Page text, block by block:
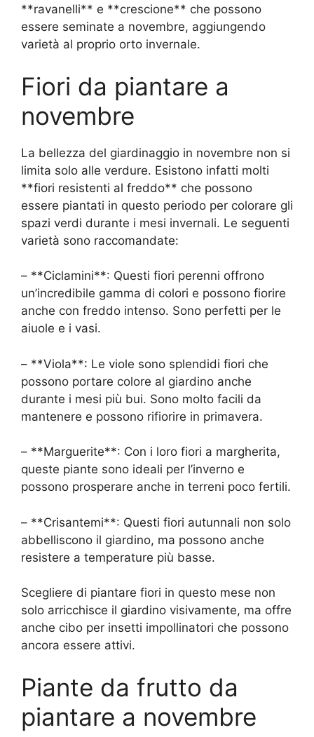
**ravanelli** e **crescione** che possono
essere seminate a novembre, aggiungendo
varietà al proprio orto invernale.
Fiori da piantare a
novembre
La bellezza del giardinaggio in novembre non si
limita solo alle verdure. Esistono infatti molti
**fiori resistenti al freddo** che possono
essere piantati in questo periodo per colorare gli
spazi verdi durante i mesi invernali. Le seguenti
varietà sono raccomandate:
– **Ciclamini**: Questi fiori perenni offrono
un’incredibile gamma di colori e possono fiorire
anche con freddo intenso. Sono perfetti per le
aiuole e i vasi.
– **Viola**: Le viole sono splendidi fiori che
possono portare colore al giardino anche
durante i mesi più bui. Sono molto facili da
mantenere e possono rifiorire in primavera.
– **Marguerite**: Con i loro fiori a margherita,
queste piante sono ideali per l’inverno e
possono prosperare anche in terreni poco fertili.
– **Crisantemi**: Questi fiori autunnali non solo
abbelliscono il giardino, ma possono anche
resistere a temperature più basse.
Scegliere di piantare fiori in questo mese non
solo arricchisce il giardino visivamente, ma offre
anche cibo per insetti impollinatori che possono
ancora essere attivi.
Piante da frutto da
piantare a novembre